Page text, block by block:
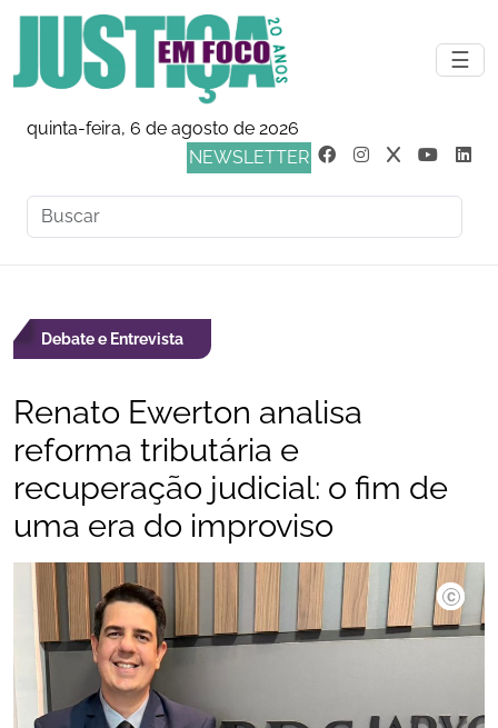
☰
quinta-feira, 6 de agosto de 2026
NEWSLETTER
Debate e Entrevista
Renato Ewerton analisa
reforma tributária e
recuperação judicial: o fim de
uma era do improviso